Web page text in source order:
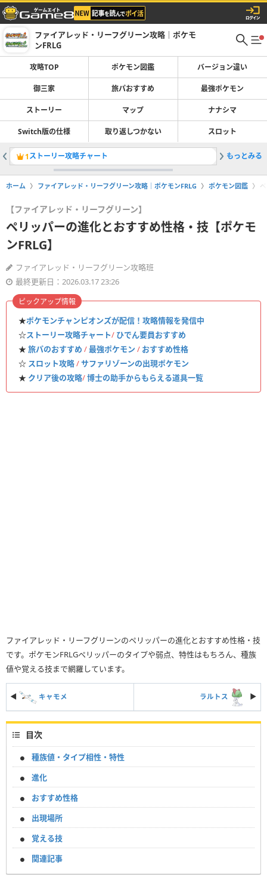
ファイアレッド・リーフグリーン攻略｜ポケモ
ンFRLG
攻略TOP ポケモン図鑑 バージョン違い
御三家 旅パおすすめ 最強ポケモン
ストーリー マップ ナナシマ
Switch版の仕様 取り返しつかない スロット
1ストーリー攻略チャート 2ポケモ
もっとみる
ホーム ファイアレッド・リーフグリーン攻略｜ポケモンFRLG ポケモン図鑑
【ファイアレッド・リーフグリーン】
ペリッパーの進化とおすすめ性格・技【ポケモ
ンFRLG】
ファイアレッド・リーフグリーン攻略班
最終更新日：2026.03.17 23:26
★ポケモンチャンピオンズが配信！攻略情報を発信中
☆ストーリー攻略チャート/ ひでん要員おすすめ
★旅パのおすすめ /最強ポケモン / おすすめ性格
☆ スロット攻略/サファリゾーンの出現ポケモン
★ クリア後の攻略/博士の助手からもらえる道具一覧
ピックアップ情報
ファイアレッド・リーフグリーンのペリッパーの進化とおすすめ性格・技
です。ポケモンFRLGペリッパーのタイプや弱点、特性はもちろん、種族
値や覚える技まで網羅しています。
◀ キャモメ ラルトス ▶︎
目次
種族値・タイプ相性・特性
進化
おすすめ性格
出現場所
覚える技
関連記事